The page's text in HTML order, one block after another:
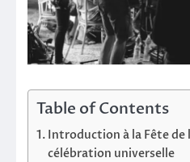
Table of Contents
Introduction à la Fête de
célébration universelle